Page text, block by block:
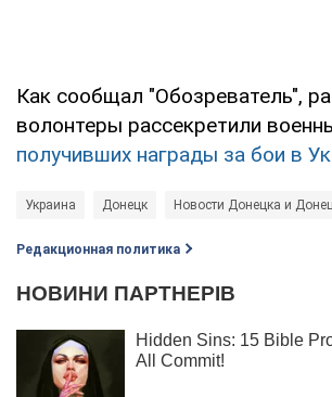
Как сообщал "Обозреватель",
волонтеры рассекретили
получивших награды за бои в
Украина Донецк Новости Донецка и
Редакционная политика